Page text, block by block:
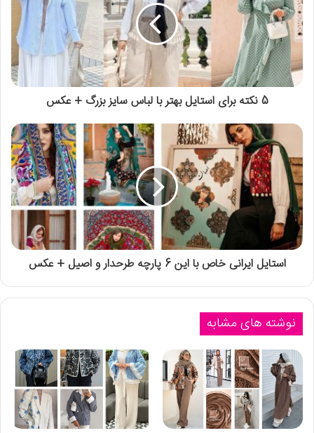
5 نکته برای استایل بهتر با لباس سایز بزرگ + عکس
استایل ایرانی خاص با این 6 پارچه طرحدار و اصیل + عکس
نوشته های مشابه